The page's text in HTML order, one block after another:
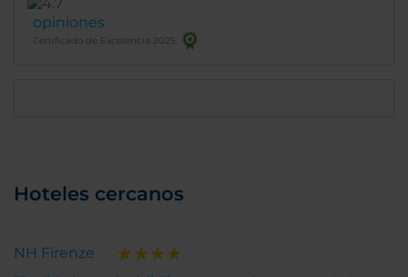
opiniones
Certificado de Excelencia 2025
Hoteles cercanos
NH Firenze